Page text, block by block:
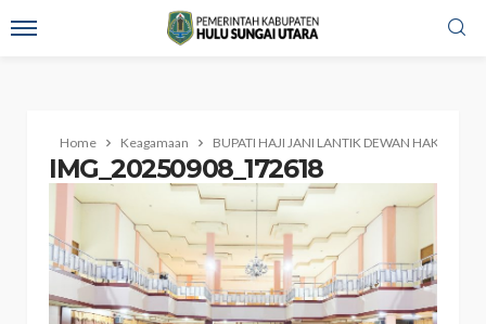
Home Keagamaan BUPATI HAJI JANI LANTIK DEWAN HAKIM
IMG_20250908_172618